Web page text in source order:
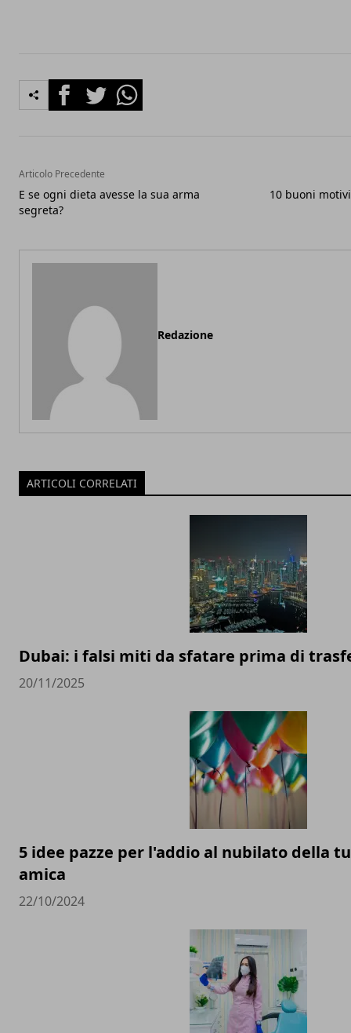
FacebookTwitterWhatsapp
Articolo Precedente
E se ogni dieta avesse la sua arma
segreta?
10 buoni
Redazione
ARTICOLI CORRELATI
Dubai: i falsi miti da sfatare prima di
20/11/2025
5 idee pazze per l'addio al nubilato della
amica
22/10/2024